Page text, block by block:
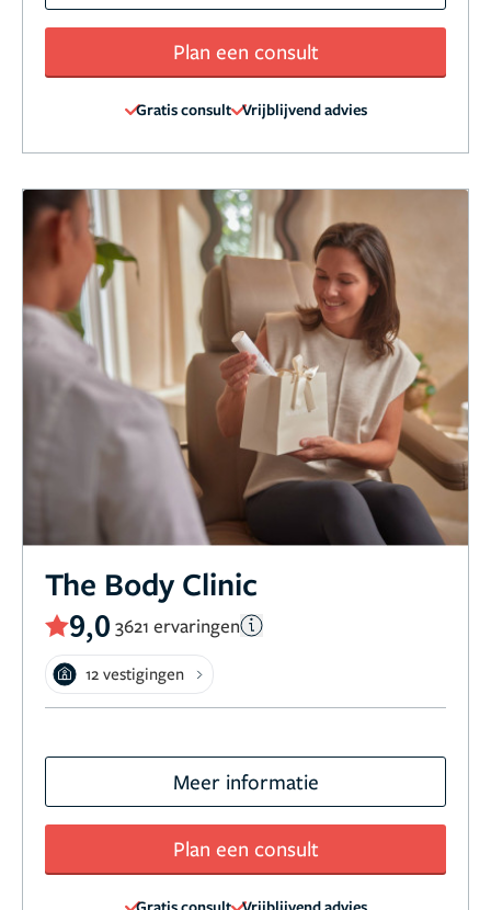
Plan een consult
Gratis consult Vrijblijvend advies
The Body Clinic
9,0 3621 ervaringen
12 vestigingen
Meer informatie
Plan een consult